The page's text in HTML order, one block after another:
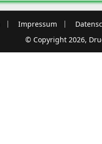
Impressum
© Copyright 2026,